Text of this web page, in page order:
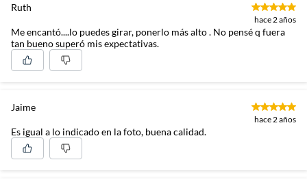
Ruth
hace 2 años
Me encantó....lo puedes girar, ponerlo más alto . No pensé q fuera
tan bueno superó mis expectativas.
Jaime
hace 2 años
Es igual a lo indicado en la foto, buena calidad.